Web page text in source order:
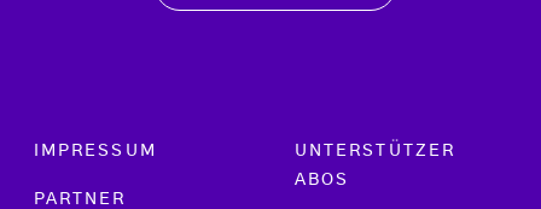
Footer menu
IMPRESSUM
PARTNER
UNTERSTÜTZER
ABOS